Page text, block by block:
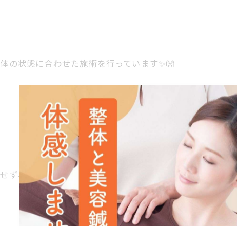
の状態に合わせた施術を行っています✨👐
ず早めにご相談ください😊🌿